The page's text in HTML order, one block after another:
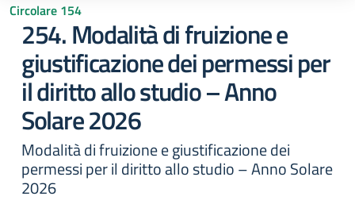
Circolare 154
254. Modalità di fruizione e
giustificazione dei permessi per
il diritto allo studio – Anno
Solare 2026
Modalità di fruizione e giustificazione dei
permessi per il diritto allo studio – Anno Solare
2026